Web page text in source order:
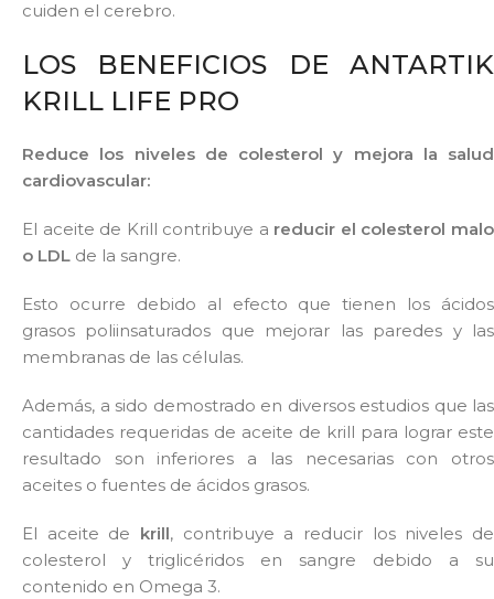
cuiden el cerebro.
LOS BENEFICIOS DE ANTARTIK
KRILL LIFE PRO
Reduce los niveles de colesterol y mejora la salud
cardiovascular:
El aceite de Krill contribuye a reducir el colesterol malo
o LDL de la sangre.
Esto ocurre debido al efecto que tienen los ácidos
grasos poliinsaturados que mejorar las paredes y las
membranas de las células.
Además, a sido demostrado en diversos estudios que las
cantidades requeridas de aceite de krill para lograr este
resultado son inferiores a las necesarias con otros
aceites o fuentes de ácidos grasos.
El aceite de krill, contribuye a reducir los niveles de
colesterol y triglicéridos en sangre debido a su
contenido en Omega 3.